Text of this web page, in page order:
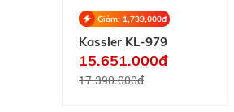
Giảm: 1,739,000đ
Kassler KL-979
15.651.000đ
17.390.000đ